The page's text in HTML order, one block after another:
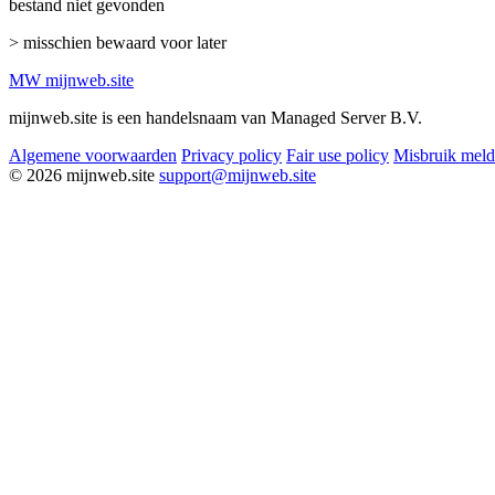
bestand niet gevonden
> misschien bewaard voor later
MW mijnweb.site
mijnweb.site is een handelsnaam van Managed Server B.V.
Algemene voorwaarden Privacy policy Fair use policy Misbruik
© 2026 mijnweb.site support@mijnweb.site